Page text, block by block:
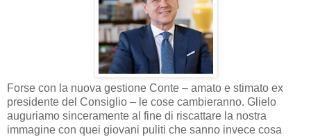
Forse con la nuova gestione Conte – amato e stimato ex
presidente del Consiglio – le cose cambieranno. Glielo
auguriamo sinceramente al fine di riscattare la nostra
immagine con quei giovani puliti che sanno invece cosa